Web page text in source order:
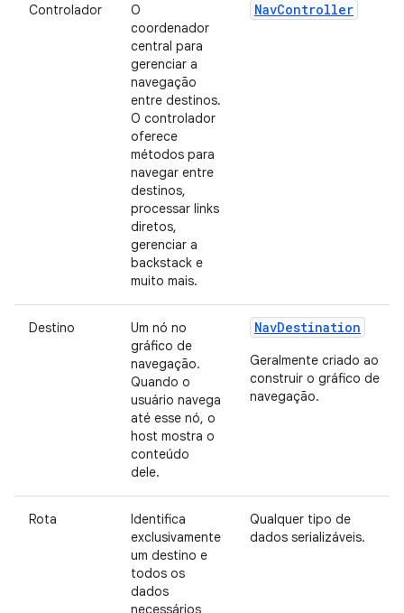
Controlador
O
coordenador
central para
gerenciar a
navegação
entre destinos.
O controlador
oferece
métodos para
navegar entre
destinos,
processar links
diretos,
gerenciar a
backstack e
muito mais.
NavController
Destino
Um nó no
gráfico de
navegação.
Quando o
usuário navega
até esse nó, o
host mostra o
conteúdo
dele.
NavDestination
Geralmente criado ao
construir o gráfico de
navegação.
Rota
Identifica
exclusivamente
um destino e
todos os
dados
necessários
Qualquer tipo de
dados serializáveis.